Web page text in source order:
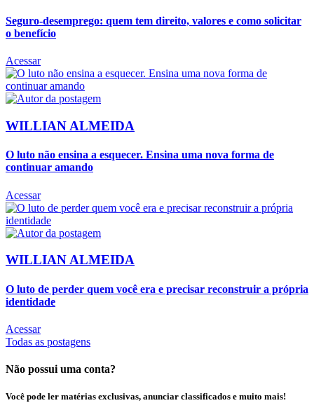
Seguro-desemprego: quem tem direito, valores e como solicitar
o benefício
Acessar
WILLIAN ALMEIDA
O luto não ensina a esquecer. Ensina uma nova forma de
continuar amando
Acessar
WILLIAN ALMEIDA
O luto de perder quem você era e precisar reconstruir a própria
identidade
Acessar
Todas as postagens
Não possui uma conta?
Você pode ler matérias exclusivas, anunciar classificados e muito mais!